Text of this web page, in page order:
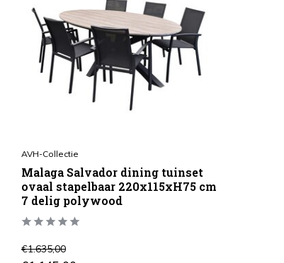
AVH-Collectie
Malaga Salvador dining tuinset
ovaal stapelbaar 220x115xH75 cm
7 delig polywood
€1.635,00